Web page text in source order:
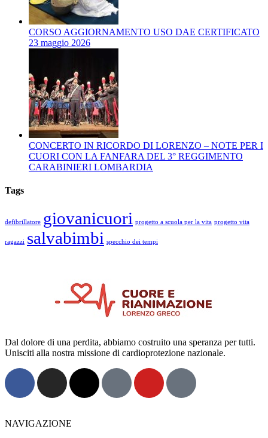
CORSO AGGIORNAMENTO USO DAE CERTIFICATO
23 maggio 2026
CONCERTO IN RICORDO DI LORENZO – NOTE PER I
CUORI CON LA FANFARA DEL 3° REGGIMENTO
CARABINIERI LOMBARDIA
Tags
defibrillatore giovanicuori progetto a scuola per la vita progetto vita
ragazzi salvabimbi specchio dei tempi
Dal dolore di una perdita, abbiamo costruito una speranza per tutti.
Unisciti alla nostra missione di cardioprotezione nazionale.
NAVIGAZIONE